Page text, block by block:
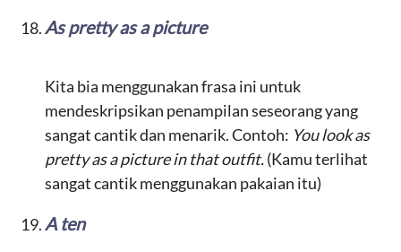
As pretty as a picture
Kita bia menggunakan frasa ini untuk
mendeskripsikan penampilan seseorang yang
sangat cantik dan menarik. Contoh: You look as
pretty as a picture in that outfit.(Kamu terlihat
sangat cantik menggunakan pakaian itu)
A ten